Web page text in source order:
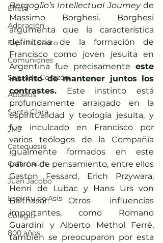
Effetá
Adoración
Espíritu Santo
Comuniones
Sagrado Corazón
Abuelos
Santa Clara
JMJ
Catequesis
Cafarnaúm
Juan Jacobo
Espíritu de Asís
Colegio
800 años
Bergoglio’s Intellectual Journey de
Massimo Borghesi. Borghesi
argumenta que la característica
definitoria de la formación de
Francisco como joven jesuita en
Argentina fue precisamente este
instinto de mantener juntos los
contrastes. Este instinto está
profundamente arraigado en la
espiritualidad y teología jesuita, y
fue inculcado en Francisco por
varios teólogos de la Compañía
igualmente formados en este
patrón de pensamiento, entre ellos
Gaston Fessard, Erich Przywara,
Henri de Lubac y Hans Urs von
Balthasar. Otros influencias
importantes, como Romano
Guardini y Alberto Methol Ferré,
también se preocuparon por esta